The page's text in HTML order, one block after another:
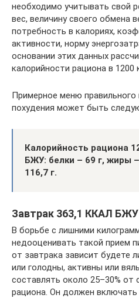
необходимо учитывать свой
вес, величину своего обмена
потребность в калориях,
активности, норму
основании этих данных
калорийности рациона в 1200
Примерное меню правильного
похудения может быть
Калорийность рациона
БЖУ: белки – 69 г, жиры
116,7 г.
Завтрак 363,1 ККАЛ БЖУ
В борьбе с лишними
недооценивать такой прием
от завтрака зависит будете
или голодны, активны или
составлять около 25–30% от
рациона. Он должен